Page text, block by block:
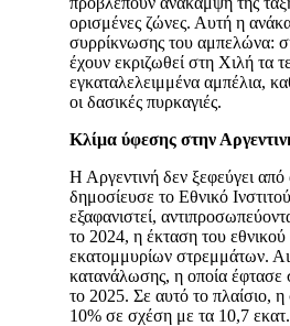
ορισμένες ζώνες. Αυτή η
συρρίκνωσης του αμπελώνα:
έχουν εκριζωθεί στη Χιλή τα
εγκαταλελειμμένα αμπέλια,
οι δασικές πυρκαγιές.
Κλίμα ύφεσης στην
Η Αργεντινή δεν ξεφεύγει
δημοσίευσε το Εθνικό
εξαφανιστεί,
το 2024, η έκταση του
εκατομμυρίων στρεμμάτων.
κατανάλωσης, η οποία έφτασε
το 2025. Σε αυτό το πλαίσιο,
10% σε σχέση με τα 10,7